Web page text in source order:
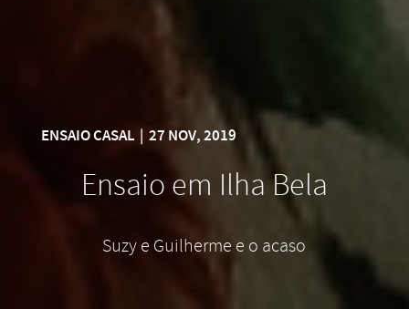
ENSAIO CASAL| 27 NOV, 2019
Ensaio em Ilha Bela
Suzy e Guilherme e o acaso